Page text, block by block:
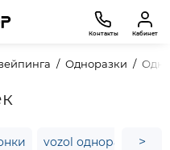
Контакты Кабинет
Одноразки
vozol одноразка цена
>